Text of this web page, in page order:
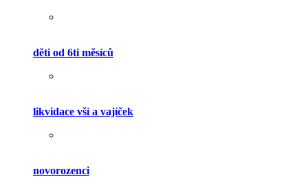
děti od 6ti měsíců
likvidace vší a vajíček
novorozenci